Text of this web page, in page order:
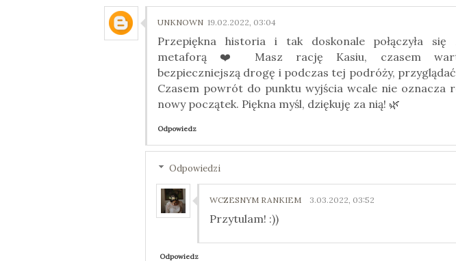
UNKNOWN 19.02.2022, 03:04
Przepiękna historia i tak doskonale połączyła się
metaforą ❤️ Masz rację Kasiu, czasem
bezpieczniejszą drogę i podczas tej podróży,
Czasem powrót do punktu wyjścia wcale nie oznacza
nowy początek. Piękna myśl, dziękuję za nią! 🌿
Odpowiedz
Odpowiedzi
WCZESNYM RANKIEM 3.03.2022, 03:52
Przytulam! :))
Odpowiedz